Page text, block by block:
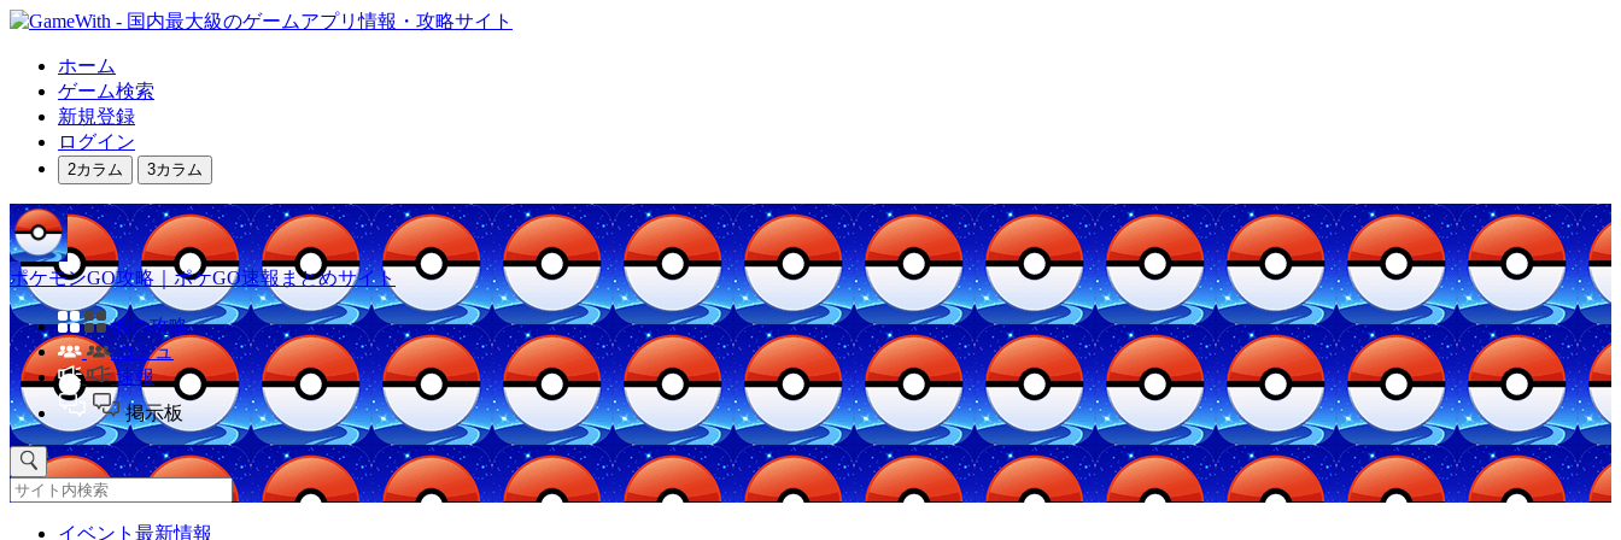
ホーム
ゲーム検索
新規登録
ログイン
2カラム 3カラム
ポケモンGO攻略｜ポケGO速報まとめサイト
他の攻略
コミュ
速報
掲示板
イベント最新情報